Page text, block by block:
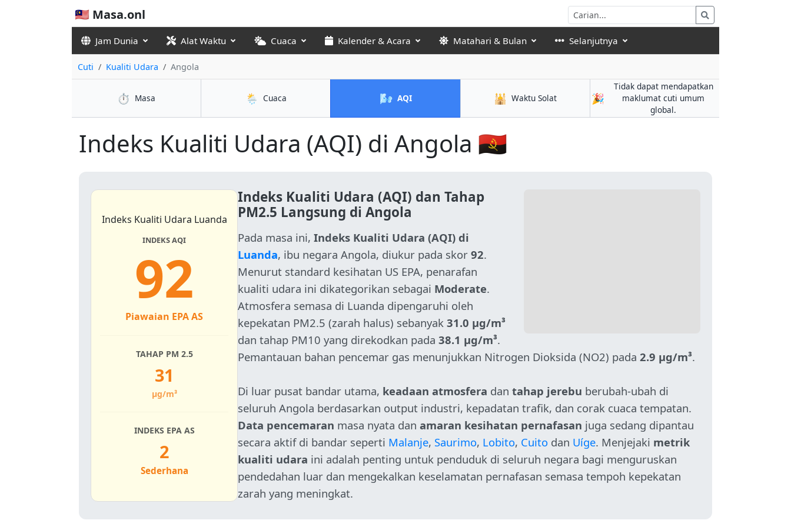
🇲🇾 Masa.onl
Jam Dunia Alat Waktu Cuaca Kalender & Acara Matahari & Bulan Selanjutnya
Cuti Kualiti Udara Angola
⏱️ Masa 🌦️ Cuaca 🌬️ AQI 🕌 Waktu Solat 🎉
Tidak dapat mendapatkan
maklumat cuti umum
global.
Indeks Kualiti Udara (AQI) di Angola 🇦🇴
Indeks Kualiti Udara Luanda
INDEKS AQI
92
Piawaian EPA AS
TAHAP PM 2.5
31
µg/m³
INDEKS EPA AS
2
Sederhana
Indeks Kualiti Udara (AQI) dan Tahap
PM2.5 Langsung di Angola
Pada masa ini, Indeks Kualiti Udara (AQI) di
Luanda, ibu negara Angola, diukur pada skor 92.
Menurut standard kesihatan US EPA, penarafan
kualiti udara ini dikategorikan sebagai Moderate.
Atmosfera semasa di Luanda dipengaruhi oleh
kepekatan PM2.5 (zarah halus) sebanyak 31.0 µg/m³
dan tahap PM10 yang direkodkan pada 38.1 µg/m³.
Pemantauan bahan pencemar gas menunjukkan Nitrogen Dioksida (NO2) pada 2.9 µg/m³.
Di luar pusat bandar utama, keadaan atmosfera dan tahap jerebu berubah-ubah di
seluruh Angola berdasarkan output industri, kepadatan trafik, dan corak cuaca tempatan.
Data pencemaran masa nyata dan amaran kesihatan pernafasan juga sedang dipantau
secara aktif di bandar seperti Malanje, Saurimo, Lobito, Cuito dan Uíge. Menjejaki metrik
kualiti udara ini adalah penting untuk penduduk di seluruh negara bagi menguruskan
pendedahan luar dan mengekalkan keselamatan pernafasan semasa tempoh kepekatan
zarah yang meningkat.